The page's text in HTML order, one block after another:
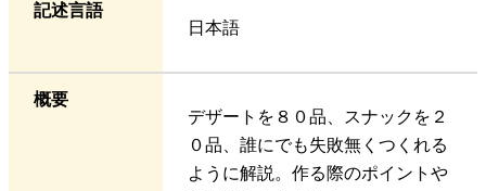
記述言語
日本語
概要
デザートを８０品、スナックを２
０品、誰にでも失敗無くつくれる
ように解説。作る際のポイントや